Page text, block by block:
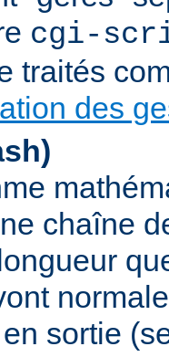
cgi-
traités
des
chaîne
sortie